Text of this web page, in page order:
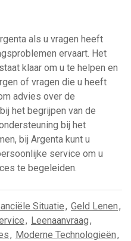
als u vragen heeft
ervaart. Het
klaar om u te helpen en
of vragen die u heeft
advies over de
het begrijpen van de
bij het
bij Argenta kunt u
service om u
te begeleiden.
Situatie, Geld Lenen,
, Leenaanvraag,
, Moderne Technologieën,